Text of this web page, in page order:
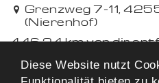
Grenzweg 7-11,
(Nierenhof)
446,24 km von dir
Diese Website nutzt